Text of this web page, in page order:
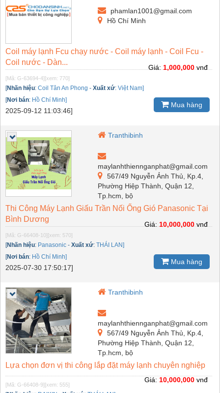
phamlan1001@gmail.com
Hồ Chí Minh
Coil máy lạnh Fcu chạy nước - Coil máy lạnh - Coil Fcu -
Coil nước - Dàn...
[Mã: G-63694-4][xem: 770]
[Nhãn hiệu: Coil Tân An Phong - Xuất xứ: Việt Nam]
[Nơi bán: Hồ Chí Minh]
2025-09-12 11:03:46]
Giá: 1,000,000 vnđ
Mua hàng
Tranthibinh
maylanhthiennganphat@gmail.com
567/49 Nguyễn Ảnh Thủ, Kp.4,
Phường Hiệp Thành, Quận 12,
Tp.hcm, bộ
Thi Công Máy Lạnh Giấu Trần Nối Ống Gió Panasonic Tại
Bình Dương
[Mã: G-66408-10][xem: 570]
[Nhãn hiệu: Panasonic - Xuất xứ: THÁI LAN]
[Nơi bán: Hồ Chí Minh]
2025-07-30 17:50:17]
Giá: 10,000,000 vnđ
Mua hàng
Tranthibinh
maylanhthiennganphat@gmail.com
567/49 Nguyễn Ảnh Thủ, Kp.4,
Phường Hiệp Thành, Quận 12,
Tp.hcm, bộ
Lựa chọn đơn vị thi công lắp đặt máy lạnh chuyên nghiệp
[Mã: G-66408-9][xem: 555]
Giá: 10,000,000 vnđ